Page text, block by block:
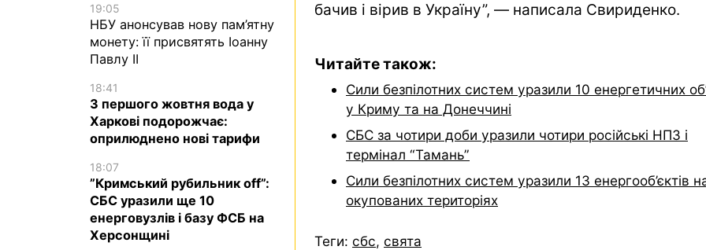
бачив і вірив в Україну”, — написала Свириденко.
Читайте також:
Сили безпілотних систем уразили 10 енергетичних
у Криму та на Донеччині
СБС за чотири доби уразили чотири російські НПЗ і
термінал “Тамань”
Сили безпілотних систем уразили 13 енергооб’єктів
окупованих територіях
Теги: сбс, свята
19:05
НБУ анонсував нову пам’ятну
монету: її присвятять Іоанну
Павлу II
18:41
З першого жовтня вода у
Харкові подорожчає:
оприлюднено нові тарифи
18:07
”Кримський рубильник off”:
СБС уразили ще 10
енерговузлів і базу ФСБ на
Херсонщині